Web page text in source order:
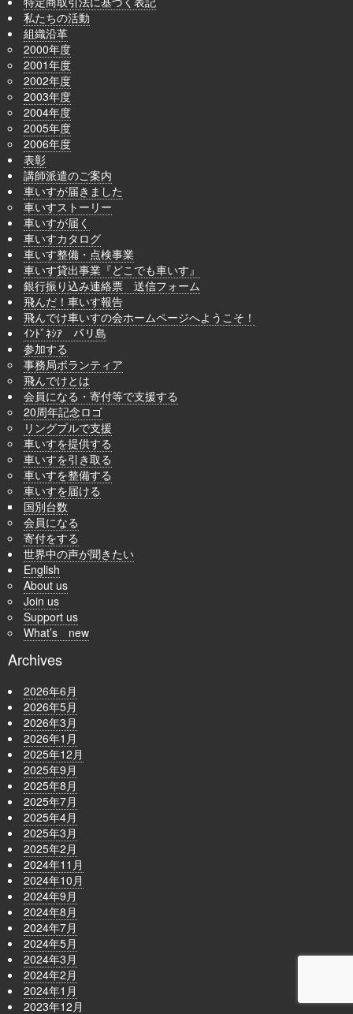
私たちの活動
組織沿革
2000年度
2001年度
2002年度
2003年度
2004年度
2005年度
2006年度
表彰
講師派遣のご案内
車いすが届きました
車いすストーリー
車いすが届く
車いすカタログ
車いす整備・点検事業
車いす貸出事業『どこでも車いす』
銀行振り込み連絡票 送信フォーム
飛んだ！車いす報告
飛んでけ車いすの会ホームページへようこそ！
ｲﾝﾄﾞﾈｼｱ バリ島
参加する
事務局ボランティア
飛んでけとは
会員になる・寄付等で支援する
20周年記念ロゴ
リングプルで支援
車いすを提供する
車いすを引き取る
車いすを整備する
車いすを届ける
国別台数
会員になる
寄付をする
世界中の声が聞きたい
English
About us
Join us
Support us
What’s new
Archives
2026年6月
2026年5月
2026年3月
2026年1月
2025年12月
2025年9月
2025年8月
2025年7月
2025年4月
2025年3月
2025年2月
2024年11月
2024年10月
2024年9月
2024年8月
2024年7月
2024年5月
2024年3月
2024年2月
2024年1月
2023年12月